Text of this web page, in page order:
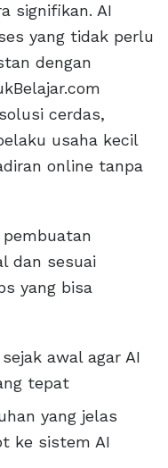
signifikan. AI
yang tidak perlu
dengan
cerdas,
usaha kecil
online tanpa
dan sesuai
yang bisa
awal agar AI
tepat
yang jelas
ke sistem AI